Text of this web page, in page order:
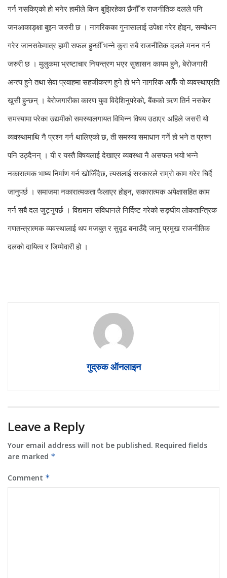
गर्न नसकिएको हो भनेर हामीले किन बुझिरहेका छैनौँ रु राजनीतिक दलले पनि
जनआकाङ्क्षा बुझ्न जरुरी छ । नागरिकका गुनासालाई उपेक्षा गरेर होइन, सम्बोधन
गरेर जानसकेमात्र हामी सफल हुन्छौँ भन्ने कुरा सबै राजनीतिक दलले मनन गर्न
जरुरी छ ।मुलुकमा भ्रष्टाचार नियन्त्रण भएर सुशासन कायम हुने, बेरोजगारी
अन्त्य हुने तथा सेवा प्रवाहमा सहजीकरण हुने हो भने नागरिक आफैँ यो व्यवस्थाप्रति
खुसी हुन्छन् । बेरोजगारीका कारण युवा विदेशिनुपरेको, बैंकको ऋण तिर्न नसकेर
समस्यामा परेका उद्यमीको समस्यालगायत विभिन्न विषय उठाएर अहिले जसरी यो
व्यवस्थामाथि नै प्रश्न गर्न थालिएको छ, ती समस्या समाधान गर्ने हो भने त प्रश्न
पनि उठ्दैनन् । यी र यस्तै विषयलाई देखाएर व्यवस्था नै असफल भयो भन्ने
नकारात्मक भाष्य निर्माण गर्न खोजिँदैछ, त्यसलाई सरकारले राम्रो काम गरेर चिर्दै
जानुपर्छ । समाजमा नकारात्मकता फैलाएर होइन, सकारात्मक अपेक्षासहित काम
गर्न सबै दल जुट्नुपर्छ । विद्यमान संविधानले निर्दिष्ट गरेको सङ्घीय लोकतान्त्रिक
गणतन्त्रात्मक व्यवस्थालाई थप मजबुत र सुदृढ बनाउँदै जानु प्रमुख राजनीतिक
दलको दायित्व र जिम्मेवारी हो ।
गुद्रुक ऑनलाइन
Leave a Reply
Your email address will not be published. Required fields
are marked *
Comment *